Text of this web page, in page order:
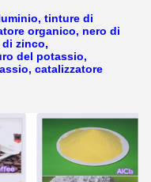
tinture di
organico, nero di
zinco,
del potassio,
catalizzatore